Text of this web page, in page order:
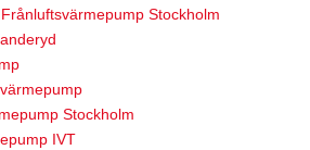
Stockholm
Stockholm
IVT